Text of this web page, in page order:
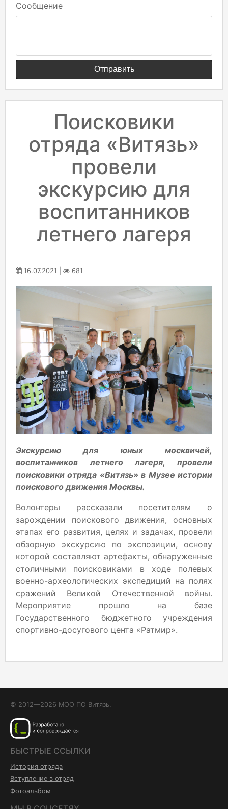
Сообщение
Отправить
Поисковики
отряда «Витязь»
провели
экскурсию для
воспитанников
летнего лагеря
16.07.2021 | 681
Экскурсию для юных москвичей,
воспитанников летнего лагеря, провели
поисковики отряда «Витязь» в Музее истории
поискового движения Москвы.
Волонтеры рассказали посетителям о
зарождении поискового движения, основных
этапах его развития, целях и задачах, провели
обзорную экскурсию по экспозиции, основу
которой составляют артефакты, обнаруженные
столичными поисковиками в ходе полевых
военно-археологических экспедиций на полях
сражений Великой Отечественной войны.
Мероприятие прошло на базе
Государственного бюджетного учреждения
спортивно-досугового цента «Ратмир».
© 2012—2026 МОО ПО Витязь.
БЫСТРЫЕ ССЫЛКИ
История отряда
Вступление в отряд
Фотоальбом